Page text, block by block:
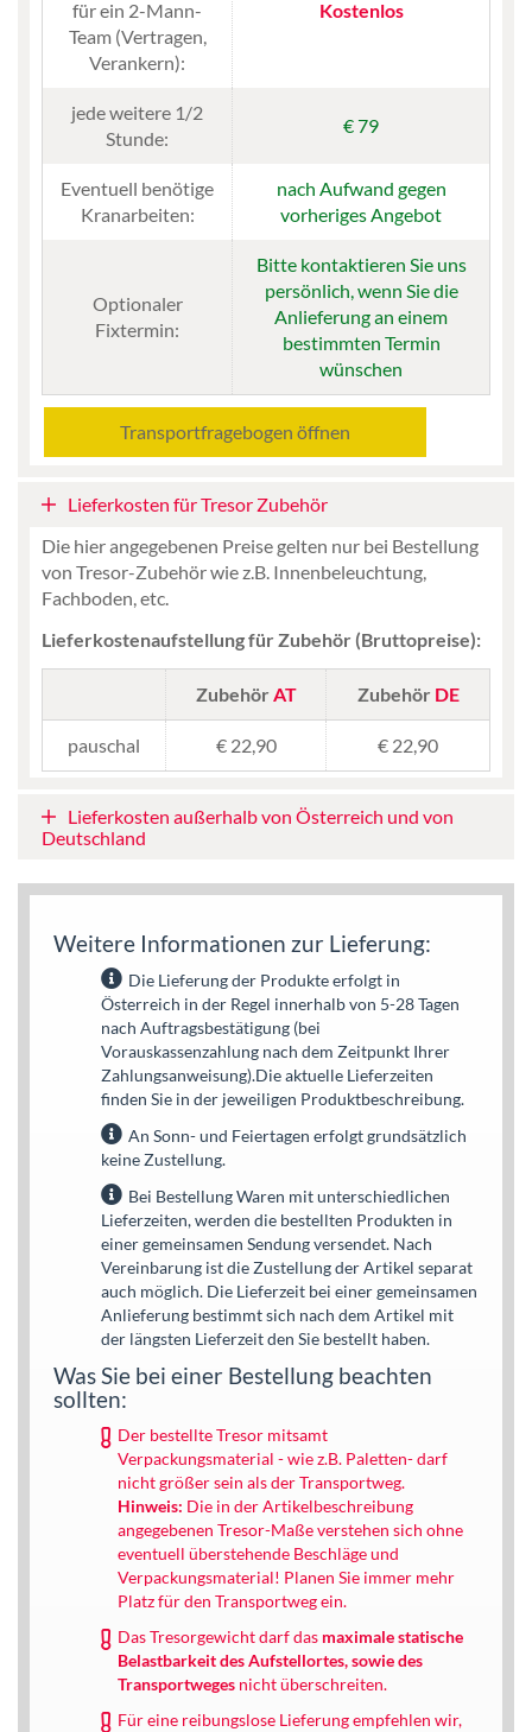
für ein 2-Mann-
Team (Vertragen,
Verankern):
Kostenlos
jede weitere 1/2
Stunde:
€ 79
Eventuell benötige
Kranarbeiten:
nach Aufwand gegen
vorheriges Angebot
Optionaler
Fixtermin:
Bitte kontaktieren Sie uns
persönlich, wenn Sie die
Anlieferung an einem
bestimmten Termin
wünschen
Transportfragebogen öffnen
Lieferkosten für Tresor Zubehör
Die hier angegebenen Preise gelten nur bei Bestellung
von Tresor-Zubehör wie z.B. Innenbeleuchtung,
Fachboden, etc.
Lieferkostenaufstellung für Zubehör (Bruttopreise):
Zubehör AT Zubehör DE
pauschal € 22,90 € 22,90
Lieferkosten außerhalb von Österreich und von
Deutschland
Weitere Informationen zur Lieferung:
Die Lieferung der Produkte erfolgt in
Österreich in der Regel innerhalb von 5-28 Tagen
nach Auftragsbestätigung (bei
Vorauskassenzahlung nach dem Zeitpunkt Ihrer
Zahlungsanweisung).Die aktuelle Lieferzeiten
finden Sie in der jeweiligen Produktbeschreibung.
An Sonn- und Feiertagen erfolgt grundsätzlich
keine Zustellung.
Bei Bestellung Waren mit unterschiedlichen
Lieferzeiten, werden die bestellten Produkten in
einer gemeinsamen Sendung versendet. Nach
Vereinbarung ist die Zustellung der Artikel separat
auch möglich. Die Lieferzeit bei einer gemeinsamen
Anlieferung bestimmt sich nach dem Artikel mit
der längsten Lieferzeit den Sie bestellt haben.
Was Sie bei einer Bestellung beachten
sollten:
Der bestellte Tresor mitsamt
Verpackungsmaterial - wie z.B. Paletten- darf
nicht größer sein als der Transportweg.
Hinweis: Die in der Artikelbeschreibung
angegebenen Tresor-Maße verstehen sich ohne
eventuell überstehende Beschläge und
Verpackungsmaterial! Planen Sie immer mehr
Platz für den Transportweg ein.
Das Tresorgewicht darf das maximale statische
Belastbarkeit des Aufstellortes, sowie des
Transportweges nicht überschreiten.
Für eine reibungslose Lieferung empfehlen wir,